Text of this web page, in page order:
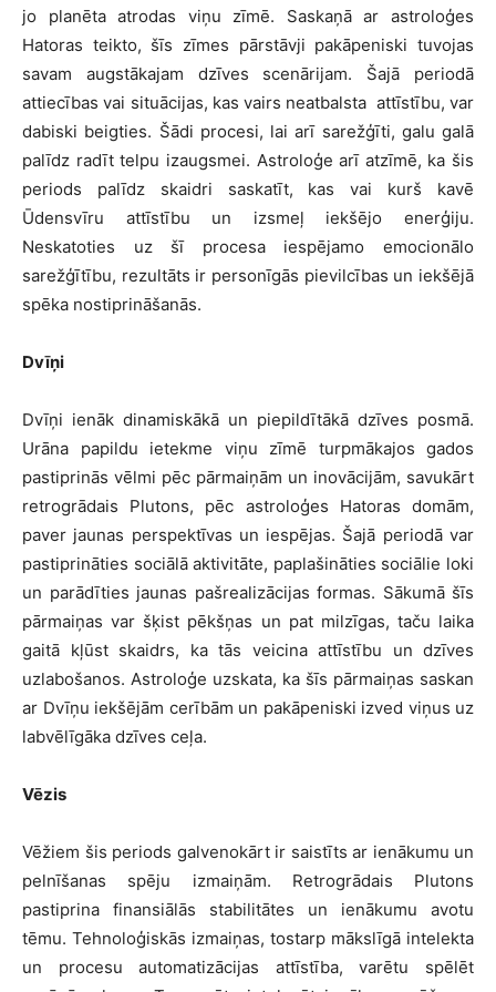
jo planēta atrodas viņu zīmē. Saskaņā ar astroloģes
Hatoras teikto, šīs zīmes pārstāvji pakāpeniski tuvojas
savam augstākajam dzīves scenārijam. Šajā periodā
attiecības vai situācijas, kas vairs neatbalsta attīstību, var
dabiski beigties. Šādi procesi, lai arī sarežģīti, galu galā
palīdz radīt telpu izaugsmei. Astroloģe arī atzīmē, ka šis
periods palīdz skaidri saskatīt, kas vai kurš kavē
Ūdensvīru attīstību un izsmeļ iekšējo enerģiju.
Neskatoties uz šī procesa iespējamo emocionālo
sarežģītību, rezultāts ir personīgās pievilcības un iekšējā
spēka nostiprināšanās.
Dvīņi
Dvīņi ienāk dinamiskākā un piepildītākā dzīves posmā.
Urāna papildu ietekme viņu zīmē turpmākajos gados
pastiprinās vēlmi pēc pārmaiņām un inovācijām, savukārt
retrogrādais Plutons, pēc astroloģes Hatoras domām,
paver jaunas perspektīvas un iespējas. Šajā periodā var
pastiprināties sociālā aktivitāte, paplašināties sociālie loki
un parādīties jaunas pašrealizācijas formas. Sākumā šīs
pārmaiņas var šķist pēkšņas un pat milzīgas, taču laika
gaitā kļūst skaidrs, ka tās veicina attīstību un dzīves
uzlabošanos. Astroloģe uzskata, ka šīs pārmaiņas saskan
ar Dvīņu iekšējām cerībām un pakāpeniski izved viņus uz
labvēlīgāka dzīves ceļa.
Vēzis
Vēžiem šis periods galvenokārt ir saistīts ar ienākumu un
pelnīšanas spēju izmaiņām. Retrogrādais Plutons
pastiprina finansiālās stabilitātes un ienākumu avotu
tēmu. Tehnoloģiskās izmaiņas, tostarp mākslīgā intelekta
un procesu automatizācijas attīstība, varētu spēlēt